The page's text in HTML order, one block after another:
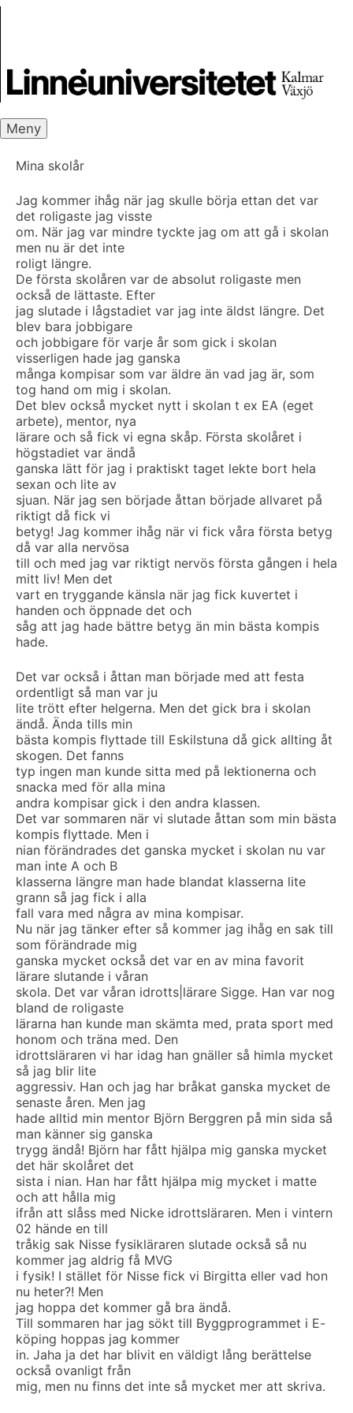
Meny
Mina skolår
Jag kommer ihåg när jag skulle börja ettan det var
det roligaste jag visste
om. När jag var mindre tyckte jag om att gå i skolan
men nu är det inte
roligt längre.
De första skolåren var de absolut roligaste men
också de lättaste. Efter
jag slutade i lågstadiet var jag inte äldst längre. Det
blev bara jobbigare
och jobbigare för varje år som gick i skolan
visserligen hade jag ganska
många kompisar som var äldre än vad jag är, som
tog hand om mig i skolan.
Det blev också mycket nytt i skolan t ex EA (eget
arbete), mentor, nya
lärare och så fick vi egna skåp. Första skolåret i
högstadiet var ändå
ganska lätt för jag i praktiskt taget lekte bort hela
sexan och lite av
sjuan. När jag sen började åttan började allvaret på
riktigt då fick vi
betyg! Jag kommer ihåg när vi fick våra första betyg
då var alla nervösa
till och med jag var riktigt nervös första gången i hela
mitt liv! Men det
vart en tryggande känsla när jag fick kuvertet i
handen och öppnade det och
såg att jag hade bättre betyg än min bästa kompis
hade.
Det var också i åttan man började med att festa
ordentligt så man var ju
lite trött efter helgerna. Men det gick bra i skolan
ändå. Ända tills min
bästa kompis flyttade till Eskilstuna då gick allting åt
skogen. Det fanns
typ ingen man kunde sitta med på lektionerna och
snacka med för alla mina
andra kompisar gick i den andra klassen.
Det var sommaren när vi slutade åttan som min bästa
kompis flyttade. Men i
nian förändrades det ganska mycket i skolan nu var
man inte A och B
klasserna längre man hade blandat klasserna lite
grann så jag fick i alla
fall vara med några av mina kompisar.
Nu när jag tänker efter så kommer jag ihåg en sak till
som förändrade mig
ganska mycket också det var en av mina favorit
lärare slutande i våran
skola. Det var våran idrotts|lärare Sigge. Han var nog
bland de roligaste
lärarna han kunde man skämta med, prata sport med
honom och träna med. Den
idrottsläraren vi har idag han gnäller så himla mycket
så jag blir lite
aggressiv. Han och jag har bråkat ganska mycket de
senaste åren. Men jag
hade alltid min mentor Björn Berggren på min sida så
man känner sig ganska
trygg ändå! Björn har fått hjälpa mig ganska mycket
det här skolåret det
sista i nian. Han har fått hjälpa mig mycket i matte
och att hålla mig
ifrån att slåss med Nicke idrottsläraren. Men i vintern
02 hände en till
tråkig sak Nisse fysikläraren slutade också så nu
kommer jag aldrig få MVG
i fysik! I stället för Nisse fick vi Birgitta eller vad hon
nu heter?! Men
jag hoppa det kommer gå bra ändå.
Till sommaren har jag sökt till Byggprogrammet i E-
köping hoppas jag kommer
in. Jaha ja det har blivit en väldigt lång berättelse
också ovanligt från
mig, men nu finns det inte så mycket mer att skriva.